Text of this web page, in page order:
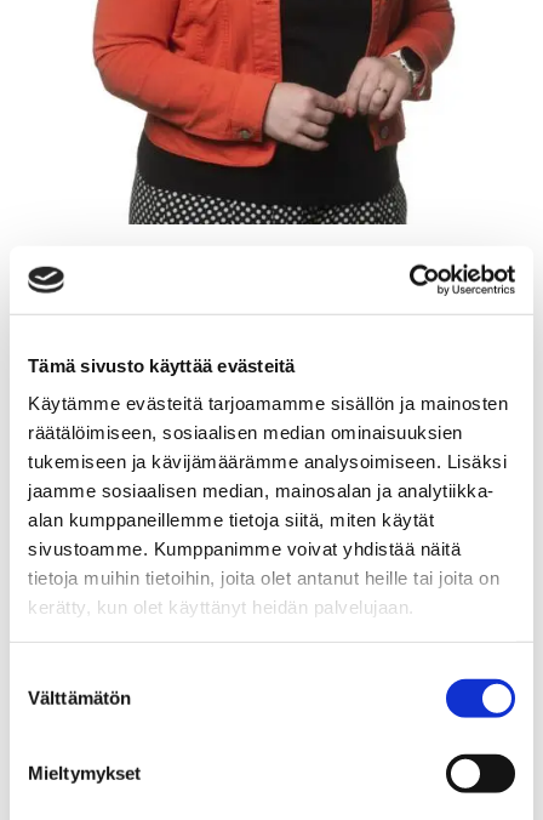
Tämä sivusto käyttää evästeitä
Käytämme evästeitä tarjoamamme sisällön ja mainosten
räätälöimiseen, sosiaalisen median ominaisuuksien
tukemiseen ja kävijämäärämme analysoimiseen. Lisäksi
jaamme sosiaalisen median, mainosalan ja analytiikka-
alan kumppaneillemme tietoja siitä, miten käytät
sivustoamme. Kumppanimme voivat yhdistää näitä
tietoja muihin tietoihin, joita olet antanut heille tai joita on
kerätty, kun olet käyttänyt heidän palvelujaan.
valinta
Välttämätön
Mieltymykset
TANJA HEINONEN
Sp-Koti Jämsä Kipinä | Kiinteistönvälitys Tanja
Heinonen Oy LKV, 2821540-9
+358 50 463 8663
WhatsApp
tanja.heinonen@spkoti.fi
Sp-Koti Jämsä Kipinä
Sp-Koti Ylöjärvi Kipinä